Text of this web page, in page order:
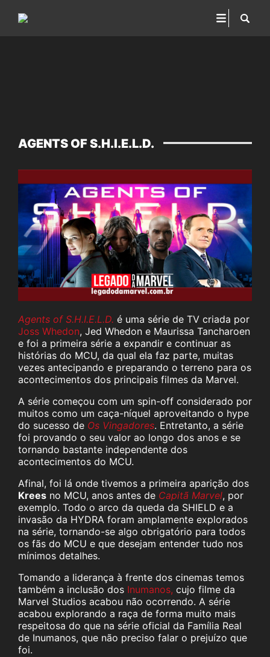
AGENTS OF S.H.I.E.L.D.
Agents of S.H.I.E.L.D. é uma série de TV criada por
Joss Whedon, Jed Whedon e Maurissa Tancharoen
e foi a primeira série a expandir e continuar as
histórias do MCU, da qual ela faz parte, muitas
vezes antecipando e preparando o terreno para os
acontecimentos dos principais filmes da Marvel.
A série começou com um spin-off considerado por
muitos como um caça-níquel aproveitando o hype
do sucesso de Os Vingadores. Entretanto, a série
foi provando o seu valor ao longo dos anos e se
tornando bastante independente dos
acontecimentos do MCU.
Afinal, foi lá onde tivemos a primeira aparição dos
Krees no MCU, anos antes de Capitã Marvel, por
exemplo. Todo o arco da queda da SHIELD e a
invasão da HYDRA foram amplamente explorados
na série, tornando-se algo obrigatório para todos
os fãs do MCU e que desejam entender tudo nos
mínimos detalhes.
Tomando a liderança à frente dos cinemas temos
também a inclusão dos Inumanos, cujo filme da
Marvel Studios acabou não ocorrendo. A série
acabou explorando a raça de forma muito mais
respeitosa do que na série oficial da Família Real
de Inumanos, que não preciso falar o prejuízo que
foi.